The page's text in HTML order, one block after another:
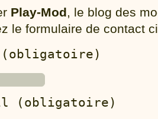
Play-Mod, le blog des
le formulaire de contact
(obligatoire)
(obligatoire)